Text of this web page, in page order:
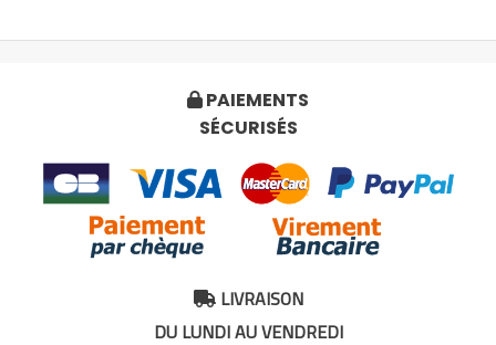
 PAIEMENTS
SÉCURISÉS
LIVRAISON
DU LUNDI AU VENDREDI